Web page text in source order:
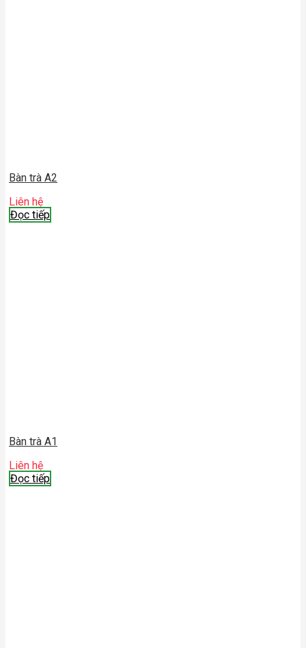
Bàn trà A2
Liên hệ
Đọc tiếp
Bàn trà A1
Liên hệ
Đọc tiếp